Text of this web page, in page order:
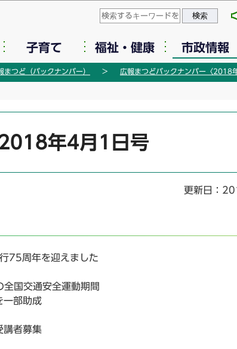
このページの本文へ移動
子育て 福祉・健康 市政情報
まつど（バックナンバー） 広報まつどバックナンバー〈2018
年4月1日号
更新日：
75周年を迎えました
国交通安全運動期間
一部助成
講者募集